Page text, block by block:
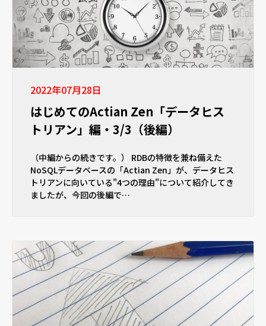
2022年07月28日
はじめてのActian Zen「データヒス
トリアン」編・3/3（後編）
（中編からの続きです。） RDBの特徴を兼ね備えた
NoSQLデータベースの「Actian Zen」が、データヒス
トリアンに向いている"4つの理由"について紹介してき
ましたが、今回の後編で…